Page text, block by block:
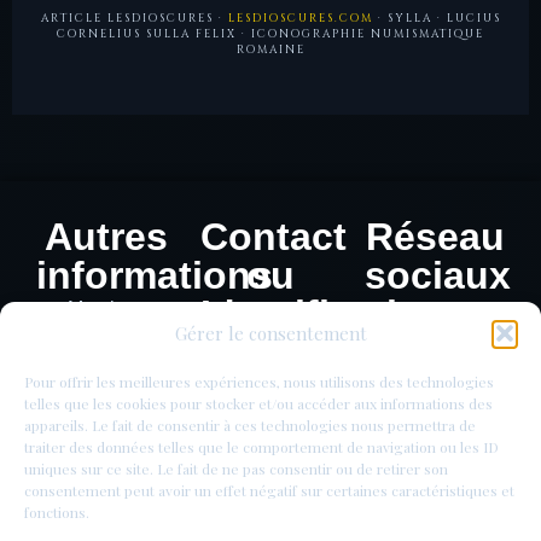
Gérer le consentement
Pour offrir les meilleures expériences, nous utilisons des technologies
telles que les cookies pour stocker et/ou accéder aux informations des
appareils. Le fait de consentir à ces technologies nous permettra de
traiter des données telles que le comportement de navigation ou les ID
uniques sur ce site. Le fait de ne pas consentir ou de retirer son
consentement peut avoir un effet négatif sur certaines caractéristiques et
fonctions.
ARTICLE LESDIOSCURES · LESDIOSCURES.COM · SYLLA · LUCIUS
CORNELIUS SULLA FELIX · ICONOGRAPHIE NUMISMATIQUE
ROMAINE
Autres
informations
Mentions
confidentialité
Contact
ou
Identification
de
monnaie
Réseau
sociaux